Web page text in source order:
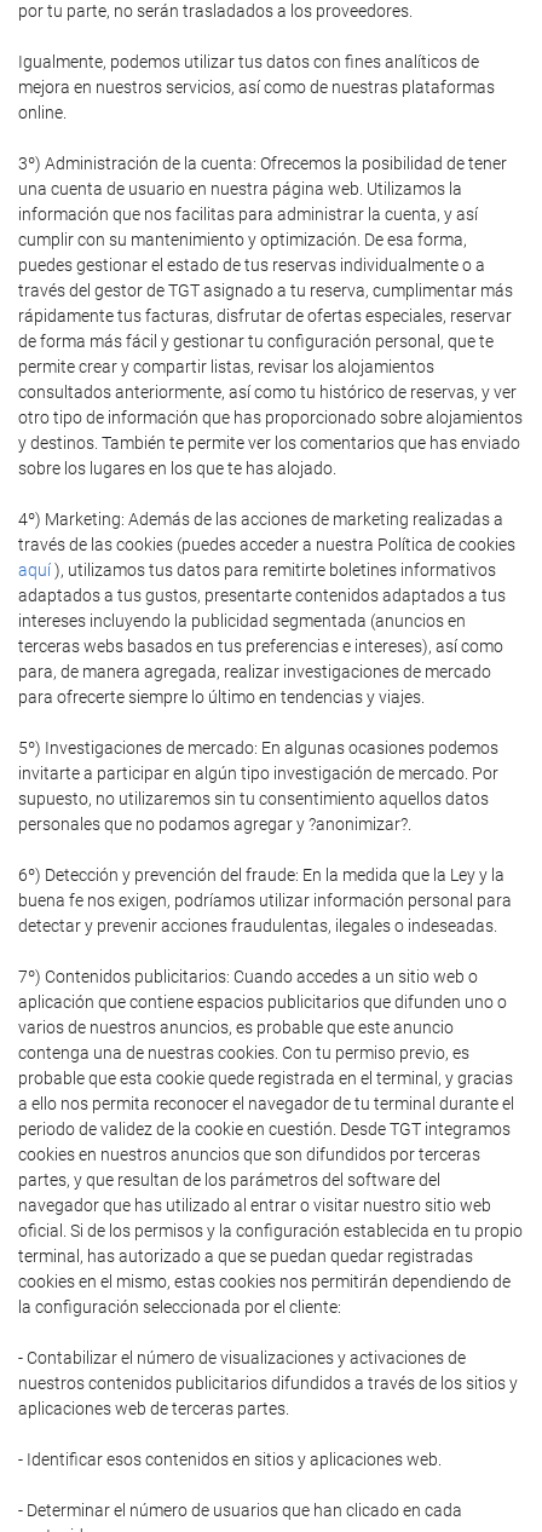
por tu parte, no serán trasladados a los proveedores.
Igualmente, podemos utilizar tus datos con fines analíticos de
mejora en nuestros servicios, así como de nuestras plataformas
online.
3º) Administración de la cuenta: Ofrecemos la posibilidad de tener
una cuenta de usuario en nuestra página web. Utilizamos la
información que nos facilitas para administrar la cuenta, y así
cumplir con su mantenimiento y optimización. De esa forma,
puedes gestionar el estado de tus reservas individualmente o a
través del gestor de TGT asignado a tu reserva, cumplimentar más
rápidamente tus facturas, disfrutar de ofertas especiales, reservar
de forma más fácil y gestionar tu configuración personal, que te
permite crear y compartir listas, revisar los alojamientos
consultados anteriormente, así como tu histórico de reservas, y ver
otro tipo de información que has proporcionado sobre alojamientos
y destinos. También te permite ver los comentarios que has enviado
sobre los lugares en los que te has alojado.
4º) Marketing: Además de las acciones de marketing realizadas a
través de las cookies (puedes acceder a nuestra Política de cookies
aquí), utilizamos tus datos para remitirte boletines informativos
adaptados a tus gustos, presentarte contenidos adaptados a tus
intereses incluyendo la publicidad segmentada (anuncios en
terceras webs basados en tus preferencias e intereses), así como
para, de manera agregada, realizar investigaciones de mercado
para ofrecerte siempre lo último en tendencias y viajes.
5º) Investigaciones de mercado: En algunas ocasiones podemos
invitarte a participar en algún tipo investigación de mercado. Por
supuesto, no utilizaremos sin tu consentimiento aquellos datos
personales que no podamos agregar y ?anonimizar?.
6º) Detección y prevención del fraude: En la medida que la Ley y la
buena fe nos exigen, podríamos utilizar información personal para
detectar y prevenir acciones fraudulentas, ilegales o indeseadas.
7º) Contenidos publicitarios: Cuando accedes a un sitio web o
aplicación que contiene espacios publicitarios que difunden uno o
varios de nuestros anuncios, es probable que este anuncio
contenga una de nuestras cookies. Con tu permiso previo, es
probable que esta cookie quede registrada en el terminal, y gracias
a ello nos permita reconocer el navegador de tu terminal durante el
periodo de validez de la cookie en cuestión. Desde TGT integramos
cookies en nuestros anuncios que son difundidos por terceras
partes, y que resultan de los parámetros del software del
navegador que has utilizado al entrar o visitar nuestro sitio web
oficial. Si de los permisos y la configuración establecida en tu propio
terminal, has autorizado a que se puedan quedar registradas
cookies en el mismo, estas cookies nos permitirán dependiendo de
la configuración seleccionada por el cliente:
- Contabilizar el número de visualizaciones y activaciones de
nuestros contenidos publicitarios difundidos a través de los sitios y
aplicaciones web de terceras partes.
- Identificar esos contenidos en sitios y aplicaciones web.
- Determinar el número de usuarios que han clicado en cada